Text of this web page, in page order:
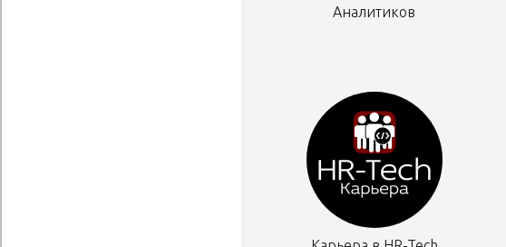
Аналитиков